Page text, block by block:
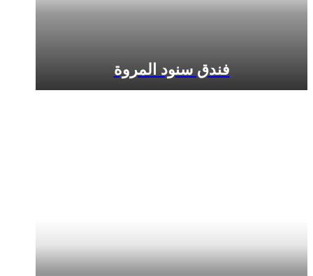
فندق سنود المروة